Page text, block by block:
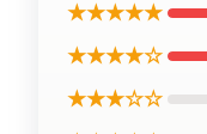
★★★★★
★★★★☆
★★★☆☆